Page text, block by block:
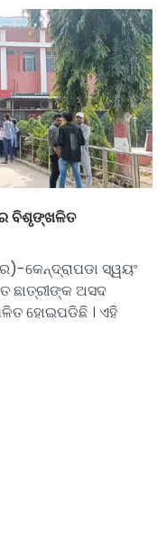
ବିଶୃଙ୍ଖଳିତ
କେନ୍ଦ୍ରାପଡା ସ୍ୱୟଂ
ଛାତ୍ରୀଙ୍କ ଅସଦ
ହୋଇପଡିଛି । ଏହି